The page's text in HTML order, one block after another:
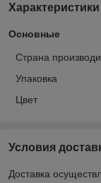
Характеристики
Основные
Страна
Упаковка
Цвет
Условия
Доставка